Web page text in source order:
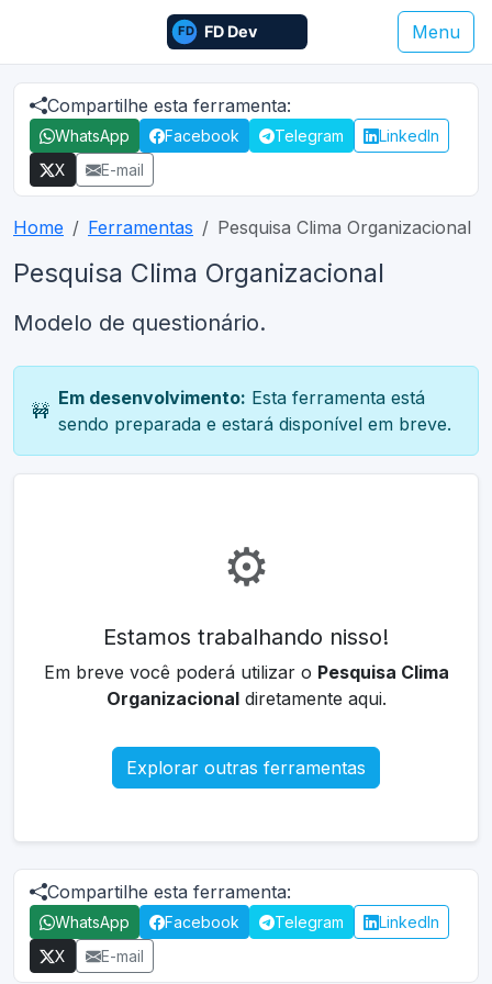
Menu
Compartilhe esta ferramenta:
WhatsApp Facebook Telegram
LinkedIn
X
E-mail
Home Ferramentas Pesquisa Clima Organizacional
Pesquisa Clima Organizacional
Modelo de questionário.
🚧
Em desenvolvimento: Esta ferramenta está
sendo preparada e estará disponível em breve.
⚙️
Estamos trabalhando nisso!
Em breve você poderá utilizar o Pesquisa Clima
Organizacionaldiretamente aqui.
Explorar outras ferramentas
Compartilhe esta ferramenta:
WhatsApp Facebook Telegram
LinkedIn
X
E-mail